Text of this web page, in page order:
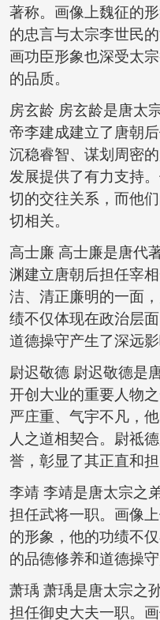
著称。画像上魏征的
的忠言与太宗李世民
画功臣形象也深受太
的品质。
房玄龄 房玄龄是唐太
帝李建成建立了唐朝
沉稳睿智、谋划周密
发展提供了有力支持
切的交往关系，而他
切相关。
高士廉 高士廉是唐代
渊建立唐朝后担任宰
洁、清正廉明的一面
绩不仅体现在政治层
道德操守产生了深远影
尉迟敬德 尉迟敬德是
开创大业的重要人物
严庄重、气宇不凡，
人之道相契合。尉祗
誉，彰显了其正直和担
李靖 李靖是唐太宗之
担任武将一职。画像
的形象，他的功绩不
的品德修养和道德操
萧瑀 萧瑀是唐太宗之
担任御史大夫一职。